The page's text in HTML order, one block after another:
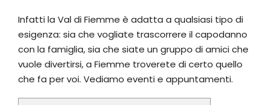
Infatti la Val di Fiemme è adatta a qualsiasi tipo di
esigenza: sia che vogliate trascorrere il capodanno
con la famiglia, sia che siate un gruppo di amici che
vuole divertirsi, a Fiemme troverete di certo quello
che fa per voi. Vediamo eventi e appuntamenti.